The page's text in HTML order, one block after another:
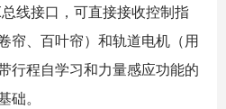
线接口，可直接接收控制指
帘、百叶帘）和轨道电机（用
行程自学习和力量感应功能的
。